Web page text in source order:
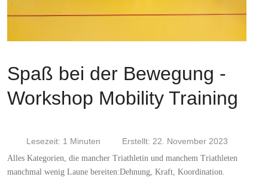
Spaß bei der Bewegung -
Workshop Mobility Training
Lesezeit: 1 Minuten Erstellt: 22. November 2023
Alles Kategorien, die mancher Triathletin und manchem Triathleten
manchmal wenig Laune bereiten:Dehnung, Kraft, Koordination.